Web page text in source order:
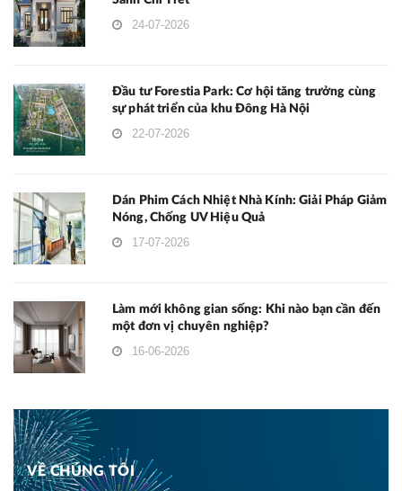
24-07-2026
Đầu tư Forestia Park: Cơ hội tăng trưởng cùng
sự phát triển của khu Đông Hà Nội
22-07-2026
Dán Phim Cách Nhiệt Nhà Kính: Giải Pháp Giảm
Nóng, Chống UV Hiệu Quả
17-07-2026
Làm mới không gian sống: Khi nào bạn cần đến
một đơn vị chuyên nghiệp?
16-06-2026
VỀ CHÚNG TÔI